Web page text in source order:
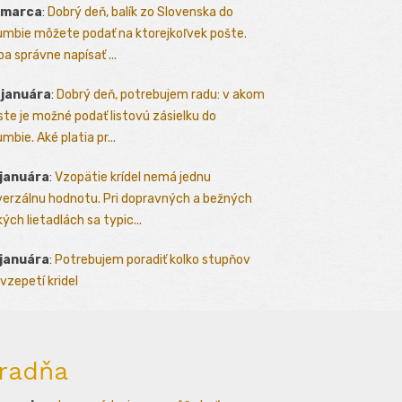
: Dobrý deň, balík zo Slovenska do
môžete podať na ktorejkoľvek pošte.
správne napísať ...
: Dobrý deň, potrebujem radu: v akom
je možné podať listovú zásielku do
Aké platia pr...
: Vzopätie krídel nemá jednu
hodnotu. Pri dopravných a bežných
lietadlách sa typic...
: Potrebujem poradiť kolko stupňov
kridel